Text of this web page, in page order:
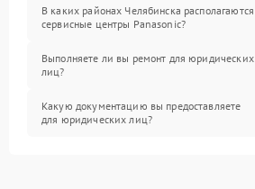
В каких районах Челябинска располагаются
сервисные центры Panasonic?
Выполняете ли вы ремонт для юридических
лиц?
Какую документацию вы предоставляете
для юридических лиц?